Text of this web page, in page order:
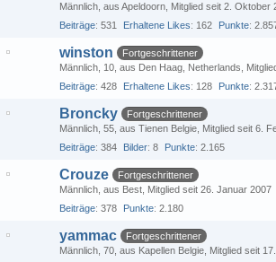
Männlich aus Apeldoorn Mitglied seit 2. Oktober
Beiträge 531 Erhaltene Likes 162 Punkte
winston
Fortgeschrittener
Männlich 10 aus Den Haag, Netherlands
Beiträge 428 Erhaltene Likes 128 Punkte
Broncky
Fortgeschrittener
Männlich 55 aus Tienen Belgie Mitglied seit 6.
Beiträge 384 Bilder 8 Punkte 2.165
Crouze
Fortgeschrittener
Männlich aus Best Mitglied seit 26. Januar 2007
Beiträge 378 Punkte 2.180
yammac
Fortgeschrittener
Männlich 70 aus Kapellen Belgie Mitglied seit